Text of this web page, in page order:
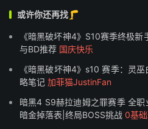
或许你还再找🦵
《暗黑破坏神4》S10赛季终极
与BD推荐 国庆快乐
《暗黑破坏神4》s10 赛季：灵
略笔记 加菲猫JustinFan
暗黑4 S9赫拉迪姆之罪赛季 全职
暗金掉落表|终局BOSS挑战 0基